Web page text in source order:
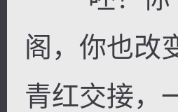
阁，你也改
青红交接，